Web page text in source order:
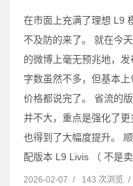
在市面上充满了理想 L9
不及防的来了。 就在今
的微博上毫无预兆地，发
字数虽然不多，但基本
价格都说完了。 省流的
并不大，重点是强化了
也得到了大幅度提升。
配版本 L9 Livis （ 不是
2026-02-07 / 143 次浏览 /